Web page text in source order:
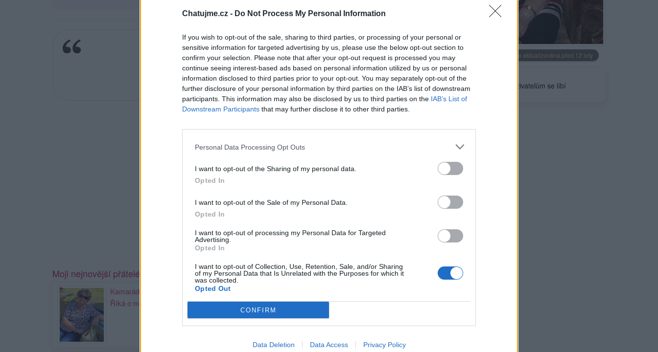
Chatujme.cz - Do Not Process My Personal Information
If you wish to opt-out of the sale, sharing to third parties, or processing of your personal or
sensitive information for targeted advertising by us, please use the below opt-out section to
confirm your selection. Please note that after your opt-out request is processed you may
continue seeing interest-based ads based on personal information utilized by us or personal
information disclosed to third parties prior to your opt-out. You may separately opt-out of the
further disclosure of your personal information by third parties on the IAB’s list of downstream
participants. This information may also be disclosed by us to third parties on the IAB’s List of
Downstream Participants that may further disclose it to other third parties.
Personal Data Processing Opt Outs
I want to opt-out of the Sharing of my personal data.
Opted In
I want to opt-out of the Sale of my Personal Data.
Opted In
I want to opt-out of processing my Personal Data for Targeted
Advertising.
Opted In
I want to opt-out of Collection, Use, Retention, Sale, and/or Sharing
of my Personal Data that Is Unrelated with the Purposes for which it
was collected.
Opted Out
CONFIRM
Data Deletion Data Access Privacy Policy
Neověřeno
Profilová fotografie byla aktualizována před 12 lety
uživatelům se líbí
PŘÁTELSTVÍ JE KRÁSNÉ A VZÁCNÉ
Moji nejnovější přátelé
Kamarádka:
Říká o mně: